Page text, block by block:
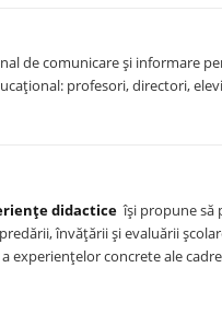
de comunicare și informare
profesori, directori,
didactice îşi propune să
învăţării şi evaluării
experienţelor concrete ale